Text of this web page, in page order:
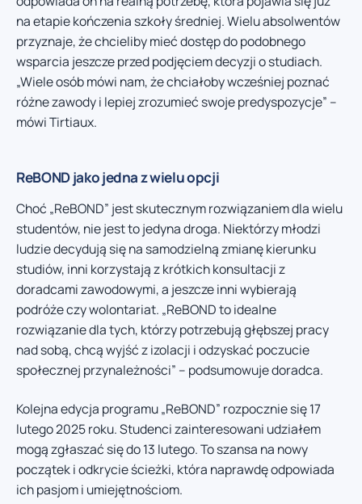
na etapie kończenia szkoły średniej. Wielu absolwentów
przyznaje, że chcieliby mieć dostęp do podobnego
wsparcia jeszcze przed podjęciem decyzji o studiach.
„Wiele osób mówi nam, że chciałoby wcześniej poznać
różne zawody i lepiej zrozumieć swoje predyspozycje” –
mówi Tirtiaux.
ReBOND jako jedna z wielu opcji
Choć „ReBOND” jest skutecznym rozwiązaniem dla wielu
studentów, nie jest to jedyna droga. Niektórzy młodzi
ludzie decydują się na samodzielną zmianę kierunku
studiów, inni korzystają z krótkich konsultacji z
doradcami zawodowymi, a jeszcze inni wybierają
podróże czy wolontariat. „ReBOND to idealne
rozwiązanie dla tych, którzy potrzebują głębszej pracy
nad sobą, chcą wyjść z izolacji i odzyskać poczucie
społecznej przynależności” – podsumowuje doradca.
Kolejna edycja programu „ReBOND” rozpocznie się 17
lutego 2025 roku. Studenci zainteresowani udziałem
mogą zgłaszać się do 13 lutego. To szansa na nowy
początek i odkrycie ścieżki, która naprawdę odpowiada
ich pasjom i umiejętnościom.